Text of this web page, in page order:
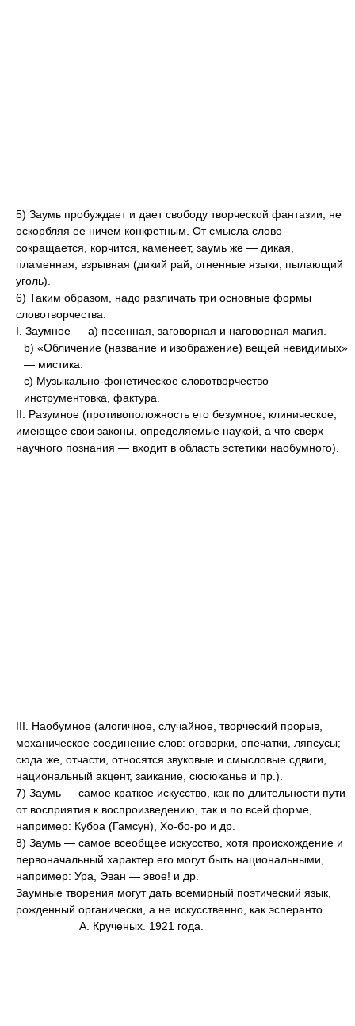
5) Заумь пробуждает и дает свободу творческой фантазии, не
оскорбляя ее ничем конкретным. От смысла слово
сокращается, корчится, каменеет, заумь же — дикая,
пламенная, взрывная (дикий рай, огненные языки, пылающий
уголь).
6) Таким образом, надо различать три основные формы
словотворчества:
I. Заумное — а) песенная, заговорная и наговорная магия.
b) «Обличение (название и изображение) вещей невидимых»
— мистика.
c) Музыкально-фонетическое словотворчество —
инструментовка, фактура.
II. Разумное (противоположность его безумное, клиническое,
имеющее свои законы, определяемые наукой, а что сверх
научного познания — входит в область эстетики наобумного).
III. Наобумное (алогичное, случайное, творческий прорыв,
механическое соединение слов: оговорки, опечатки, ляпсусы;
сюда же, отчасти, относятся звуковые и смысловые сдвиги,
национальный акцент, заикание, сюсюканье и пр.).
7) Заумь — самое краткое искусство, как по длительности пути
от восприятия к воспроизведению, так и по всей форме,
например: Кубоа (Гамсун), Хо-бо-ро и др.
8) Заумь — самое всеобщее искусство, хотя происхождение и
первоначальный характер его могут быть национальными,
например: Ура, Эван — эвое! и др.
Заумные творения могут дать всемирный поэтический язык,
рожденный органически, а не искусственно, как эсперанто.
А. Крученых. 1921 года.